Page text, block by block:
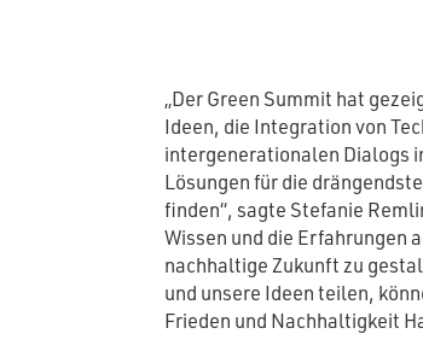
„Der Green Summit hat
Ideen, die Integration von
intergenerationalen Dialogs
Lösungen für die
finden“, sagte Stefanie
Wissen und die Erfahrungen
nachhaltige Zukunft zu
und unsere Ideen teilen,
Frieden und Nachhaltigkeit